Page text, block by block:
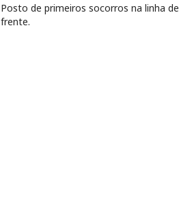
Posto de primeiros socorros na linha de
frente.